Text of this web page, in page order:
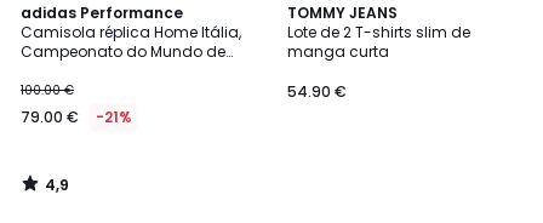
adidas Performance
Camisola réplica Home Itália,
Campeonato do Mundo de
100.00 €
79.00 € -21%
4,9
/ 5
4,9
/
TOMMY JEANS
Lote de 2 T-shirts slim de
manga curta
54.90 €